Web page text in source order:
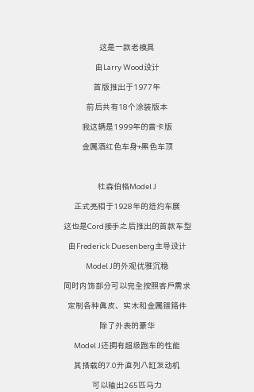
这是一款老模具
由Larry Wood设计
首版推出于1977年
前后共有18个涂装版本
我这辆是1999年的普卡版
金属酒红色车身+黑色车顶
杜森伯格Model J
正式亮相于1928年的纽约车展
这也是Cord接手之后推出的首款车型
由Frederick Duesenberg主导设计
Model J的外观优雅沉稳
同时内饰部分可以完全按照客户需求
定制各种真皮、实木和金属镀铬件
除了外表的豪华
Model J还拥有超级跑车的性能
其搭载的7.0升直列八缸发动机
可以输出265匹马力